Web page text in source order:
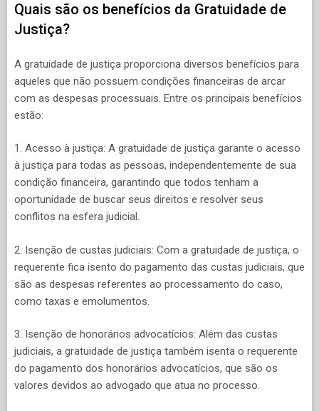
Quais são os benefícios da Gratuidade de
Justiça?
A gratuidade de justiça proporciona diversos benefícios para
aqueles que não possuem condições financeiras de arcar
com as despesas processuais. Entre os principais benefícios
estão:
1. Acesso à justiça: A gratuidade de justiça garante o acesso
à justiça para todas as pessoas, independentemente de sua
condição financeira, garantindo que todos tenham a
oportunidade de buscar seus direitos e resolver seus
conflitos na esfera judicial.
2. Isenção de custas judiciais: Com a gratuidade de justiça, o
requerente fica isento do pagamento das custas judiciais, que
são as despesas referentes ao processamento do caso,
como taxas e emolumentos.
3. Isenção de honorários advocatícios: Além das custas
judiciais, a gratuidade de justiça também isenta o requerente
do pagamento dos honorários advocatícios, que são os
valores devidos ao advogado que atua no processo.